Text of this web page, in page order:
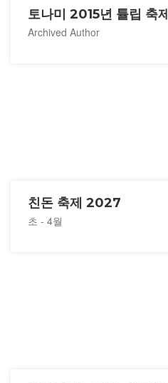
토나미 2015년 튤립 축제
Archived Author
친돈 축제 2027
초 - 4월